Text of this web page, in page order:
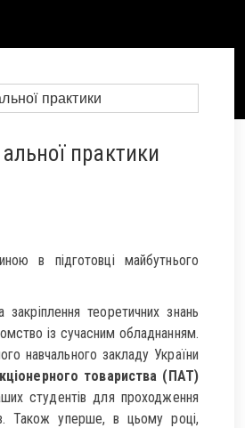
практики
в підготовці майбутнього
теоретичних знань
із сучасним обладнанням.
навчального закладу України
товариства (ПАТ)
студентів для проходження
Також уперше, в цьому році,